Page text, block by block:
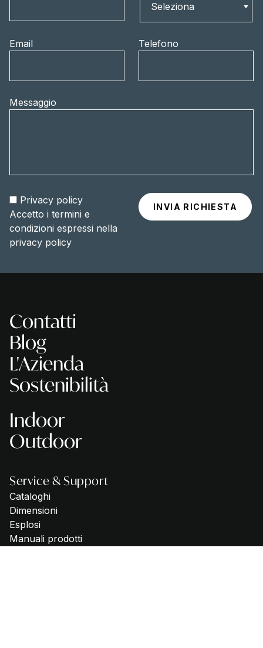
Seleziona
Email Telefono
Messaggio
Privacy policy
Accetto i termini e
condizioni espressi nella
privacy policy
Contatti
Blog
L'Azienda
Sostenibilità
Indoor
Outdoor
Service & Support
Cataloghi
Dimensioni
Esplosi
Manuali prodotti